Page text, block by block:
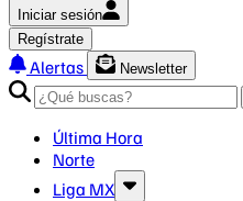
Iniciar sesión
Regístrate
Alertas
Newsletter
Última Hora
Norte
Liga MX